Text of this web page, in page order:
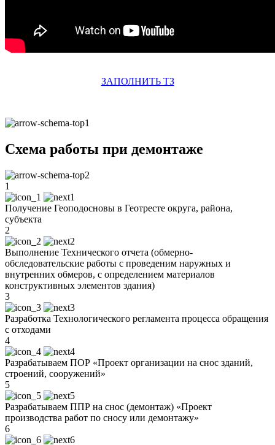
ЗАПОЛНИТЬ ТЗ
Схема работы при демонтаже
1
Получение Геоподосновы в Геотресте округа, района,
субъекта
2
Выполнение Технического отчета (обмерно-
обследовательские работы с проведеним наружных и
внутренних обмеров, с определением материалов
конструктивных элементов здания)
3
Разработка Технологического регламента процесса обращения
с отходами
4
Разрабатываем ПОР «Проект организации на снос зданий,
строений, сооружений»
5
Разрабатываем ППР на снос (демонтаж) «Проект
производства работ по сносу или демонтажу»
6